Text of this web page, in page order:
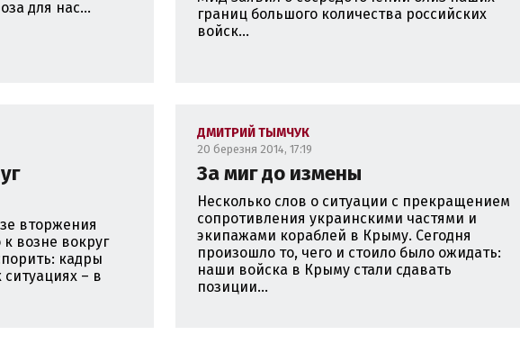
для нас...
границ большого количества российских
войск...
вторжения
возне вокруг
кадры
– в
ДМИТРИЙ ТЫМЧУК
20 березня 2014, 17:19
За миг до измены
Несколько слов о ситуации с прекращением
сопротивления украинскими частями и
экипажами кораблей в Крыму. Сегодня
произошло то, чего и стоило было ожидать:
наши войска в Крыму стали сдавать
позиции...